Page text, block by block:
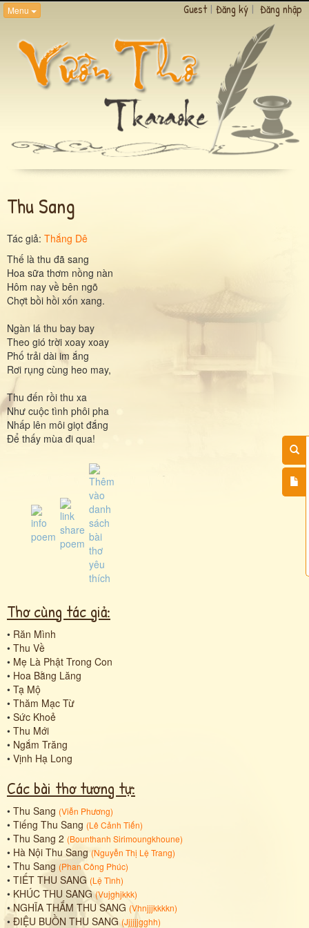
Menu Guest | Đăng ký | Đăng nhập
Thu Sang
Tác giả: Thắng Dê
Thế là thu đã sang
Hoa sữa thơm nồng nàn
Hôm nay về bên ngõ
Chợt bồi hồi xốn xang.
Ngàn lá thu bay bay
Theo gió trời xoay xoay
Phố trải dài im ắng
Rơi rụng cùng heo may,
Thu đến rồi thu xa
Như cuộc tình phôi pha
Nhấp lên môi giọt đắng
Để thấy mùa đi qua!
Thơ cùng tác giả:
• Răn Mình
• Thu Về
• Mẹ Là Phật Trong Con
• Hoa Bằng Lăng
• Tạ Mộ
• Thăm Mạc Từ
• Sức Khoẻ
• Thu Mới
• Ngắm Trăng
• Vịnh Hạ Long
Các bài thơ tương tự:
• Thu Sang (Viễn Phương)
• Tiếng Thu Sang (Lê Cảnh Tiến)
• Thu Sang 2 (Bounthanh Sirimoungkhoune)
• Hà Nội Thu Sang (Nguyễn Thị Lệ Trang)
• Thu Sang (Phan Công Phúc)
• TIẾT THU SANG (Lệ Tình)
• KHÚC THU SANG (Vujghjkkk)
•NGHĨA THẮM THU SANG (Vhnjjjkkkkn)
• ĐIỆU BUỒN THU SANG (Jjjjjjgghh)